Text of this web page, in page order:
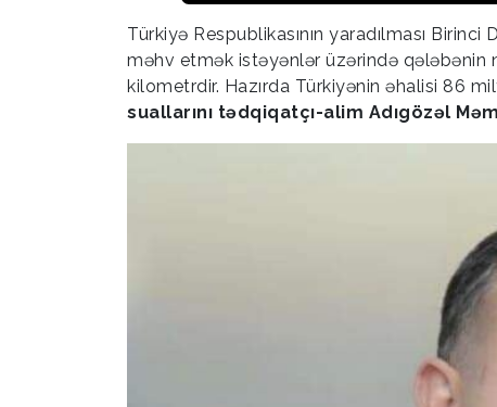
Türkiyə Respublikasının yaradılması
məhv etmək istəyənlər üzərində qələbənin
kilometrdir. Hazırda Türkiyənin əhalisi 86
suallarını tədqiqatçı-alim Adıgözəl